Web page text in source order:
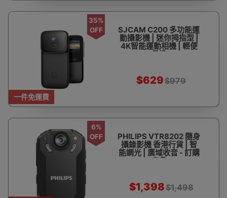
一件免運費
35%
OFF
SJCAM C200 多功能運
動攝影機 | 迷你拇指型 |
4K智能運動相機 | 輕便
易携
$629$979
6%
OFF
PHILIPS VTR8202 隨身
攝錄影機 香港行貨 | 智
能調光 | 廣域收音 - 訂購
產品
$1,398$1,498